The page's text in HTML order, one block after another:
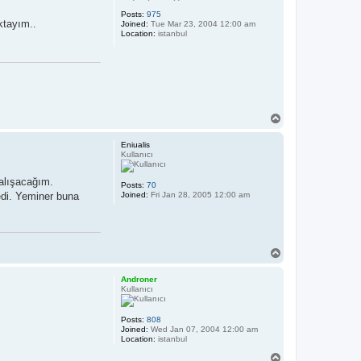
Posts: 975
Joined: Tue Mar 23, 2004 12:00 am
Location: istanbul
Eniualis
Kullanıcı
Posts: 70
Joined: Fri Jan 28, 2005 12:00 am
Yeminer buna
Androner
Kullanıcı
Posts: 808
Joined: Wed Jan 07, 2004 12:00 am
Location: istanbul